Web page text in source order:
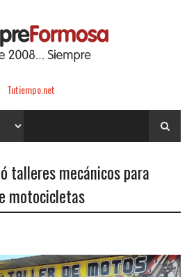
Tutiempo.net
talleres mecánicos para
motocicletas